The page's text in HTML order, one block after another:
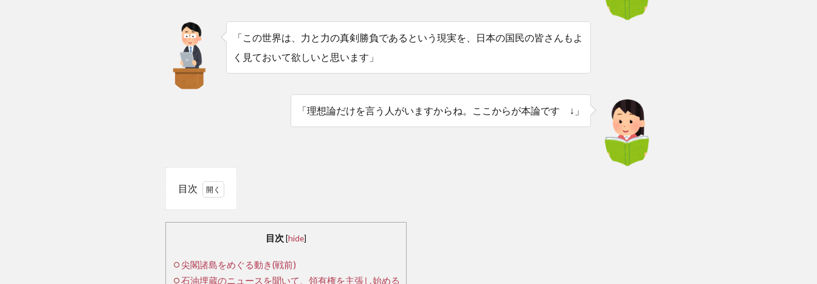
「この世界は、力と力の真剣勝負であるという現実を、日本の国民の皆さんもよ
く見ておいて欲しいと思います」
「理想論だけを言う人がいますからね。ここからが本論です ↓」
目次
諸
島
目次 [hide]
尖閣諸島をめぐる動き(戦前)
石油埋蔵のニュースを聞いて、領有権を主張し始める